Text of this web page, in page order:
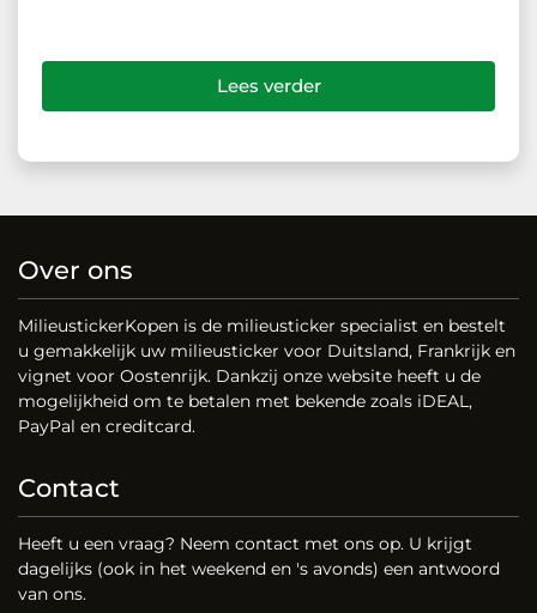
Lees verder
Over ons
MilieustickerKopen is de milieusticker specialist en bestelt
u gemakkelijk uw milieusticker voor Duitsland, Frankrijk en
vignet voor Oostenrijk. Dankzij onze website heeft u de
mogelijkheid om te betalen met bekende zoals iDEAL,
PayPal en creditcard.
Contact
Heeft u een vraag? Neem contact met ons op. U krijgt
dagelijks (ook in het weekend en 's avonds) een antwoord
van ons.